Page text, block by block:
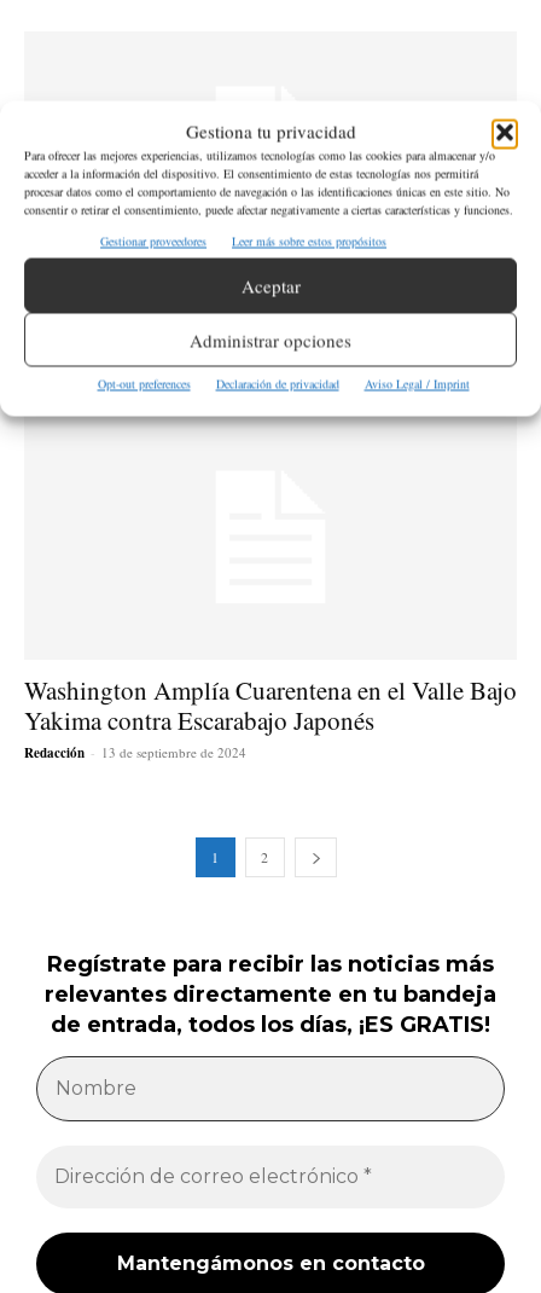
Gestiona tu privacidad
Para ofrecer las mejores experiencias, utilizamos tecnologías como las cookies para almacenar y/o
acceder a la información del dispositivo. El consentimiento de estas tecnologías nos permitirá
procesar datos como el comportamiento de navegación o las identificaciones únicas en este sitio. No
consentir o retirar el consentimiento, puede afectar negativamente a ciertas características y funciones.
Gestionar proveedores
Leer más sobre estos propósitos
Aceptar
Administrar opciones
Opt-out preferences Declaración de privacidad Aviso Legal / Imprint
Condado de Benton Organiza Evento de
Recolección de Residuos Peligrosos
Redacción - 13 de septiembre de 2024
Washington Amplía Cuarentena en el Valle Bajo
Yakima contra Escarabajo Japonés
Redacción - 13 de septiembre de 2024
1 2
Regístrate para recibir las noticias más
relevantes directamente en tu bandeja
de entrada, todos los días, ¡ES GRATIS!